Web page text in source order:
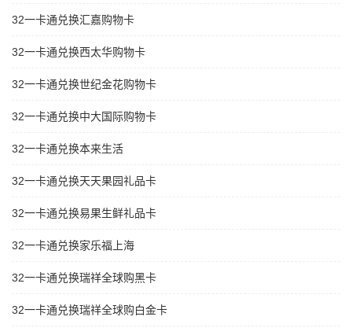
32一卡通兑换汇嘉购物卡
32一卡通兑换西太华购物卡
32一卡通兑换世纪金花购物卡
32一卡通兑换中大国际购物卡
32一卡通兑换本来生活
32一卡通兑换天天果园礼品卡
32一卡通兑换易果生鲜礼品卡
32一卡通兑换家乐福上海
32一卡通兑换瑞祥全球购黑卡
32一卡通兑换瑞祥全球购白金卡